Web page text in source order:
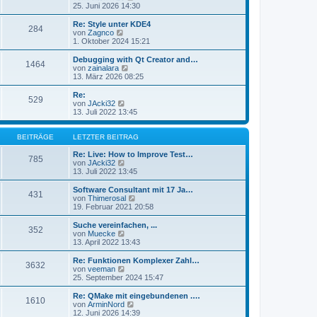
e
i
r
a
g
r
B
e
i
r
e
u
e
t
r
B
e
i
g
25. Juni 2026 14:30
284
Re: Style unter KDE4
von Zagnco
e
u
e
s
t
B
e
i
t
r
a
g
1. Oktober 2024 15:21
1464
Debugging with Qt Creator and…
von zainalara
e
u
t
r
B
e
i
r
g
13. März 2026 08:25
529
Re:
von JAcki32
e
u
e
s
t
e
B
e
i
t
r
13. Juli 2022 13:45
BEITRÄGE LETZTER BEITRAG
785
Re: Live: How to Improve Test…
von JAcki32
e
u
e
s
t
B
e
i
r
g
13. Juli 2022 13:45
431
Software Consultant mit 17 Ja…
von Thimerosal
e
u
e
t
r
B
e
i
r
19. Februar 2021 20:58
352
Suche vereinfachen, ...
von Muecke
e
u
e
t
r
B
e
13. April 2022 13:43
3632
Re: Funktionen Komplexer Zahl…
von veeman
e
u
e
s
t
25. September 2024 15:47
1610
Re: QMake mit eingebundenen .…
von ArminNord
e
12. Juni 2026 14:39